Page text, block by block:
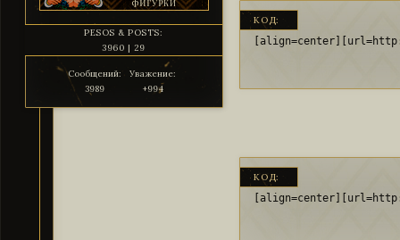
PESOS & POSTS:
3960 | 29
Сообщений:
3989
Уважение:
+994
КОД:
КОД: